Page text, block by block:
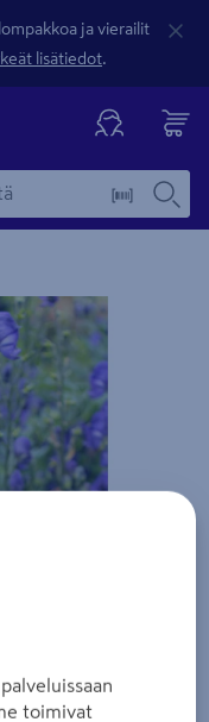
ja vierailit
lisätiedot.
kuvaus -
toimivat